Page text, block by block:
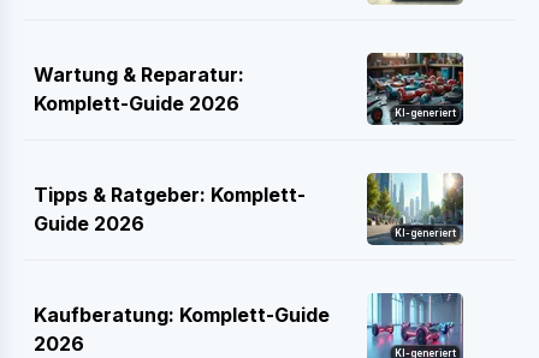
Wartung & Reparatur:
Komplett-Guide 2026
KI-generiert
Tipps & Ratgeber: Komplett-
Guide 2026
KI-generiert
Kaufberatung: Komplett-Guide
2026
KI-generiert